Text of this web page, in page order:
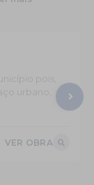
universal
refletivos,
VER OBRA